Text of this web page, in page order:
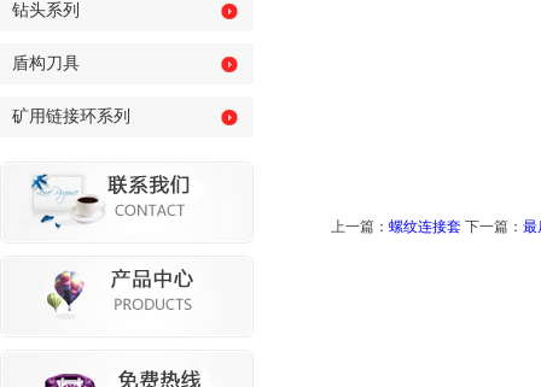
钻头系列
盾构刀具
矿用链接环系列
上一篇： 螺纹连接套 下一篇： 最